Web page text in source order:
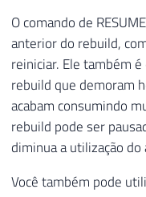
O comando de
anterior do rebuild,
reiniciar. Ele também
rebuild que demoram
acabam consumindo
rebuild pode ser
diminua a utilização
Você também pode